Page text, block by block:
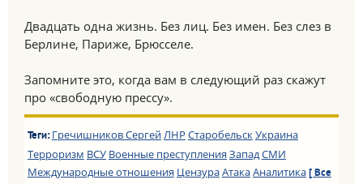
Двадцать одна жизнь. Без лиц. Без имен. Без слез в
Берлине, Париже, Брюсселе.
Запомните это, когда вам в следующий раз скажут
про «свободную прессу».
Теги: Гречишников СергейЛНР СтаробельскУкраина
Терроризм ВСУ Военные преступления ЗападСМИ
Международные отношения ЦензураАтакаАналитика [ Все